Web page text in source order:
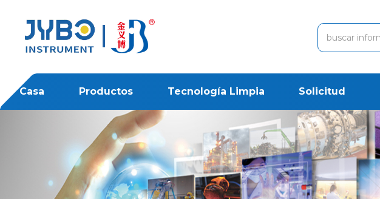
Casa Productos Tecnología Limpia Solicitud